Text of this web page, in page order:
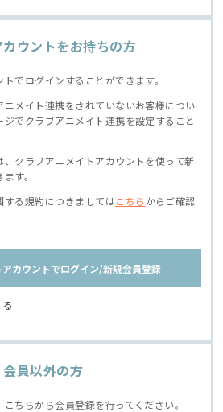
ウントをお持ちの方
でログインすることができます。
メイト連携をされていないお客様につい
でクラブアニメイト連携を設定すること
クラブアニメイトアカウントを使って新
す。
る規約につきましてはこちら からご確認
カウントでログイン/新規会員登録
員以外の方
ちらから会員登録を行ってください。